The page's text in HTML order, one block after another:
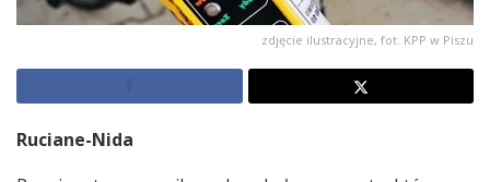
zdjęcie ilustracyjne, fot. KPP w Piszu
Ruciane-Nida